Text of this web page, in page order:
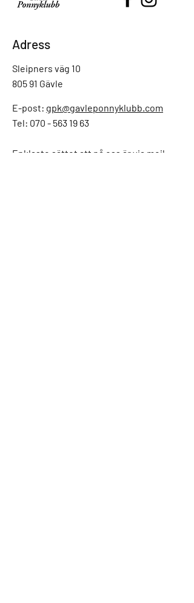
Adress
Sleipners väg 10
805 91 Gävle
E-post: gpk@gavleponnyklubb.com
Tel: 070 - 563 19 63
Enklaste sättet att nå oss är via mejl,